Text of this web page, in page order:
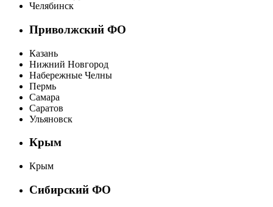
Челябинск
Приволжский ФО
Казань
Нижний Новгород
Набережные Челны
Пермь
Самара
Саратов
Ульяновск
Крым
Крым
Сибирский ФО